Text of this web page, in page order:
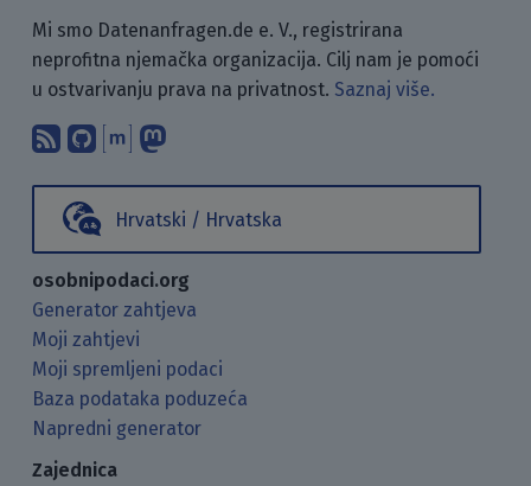
Mi smo Datenanfragen.de e. V., registrirana
neprofitna njemačka organizacija. Cilj nam je pomoći
u ostvarivanju prava na privatnost. Saznaj više.
Pretplati se na naš blog koristeći
Pronađi nas na GitHubu.
Raspravljaj s nama putem
Hrvatski / Hrvatska
osobnipodaci.org
Generator zahtjeva
Moji zahtjevi
Moji spremljeni podaci
Baza podataka poduzeća
Napredni generator
Zajednica